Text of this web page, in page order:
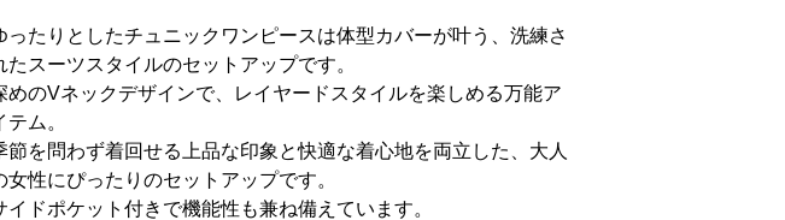
ったりとしたチュニックワンピースは体型カバーが叶う、洗練さ
たスーツスタイルのセットアップです。
めのVネックデザインで、レイヤードスタイルを楽しめる万能ア
テム。
節を問わず着回せる上品な印象と快適な着心地を両立した、大人
女性にぴったりのセットアップです。
イドポケット付きで機能性も兼ね備えています。